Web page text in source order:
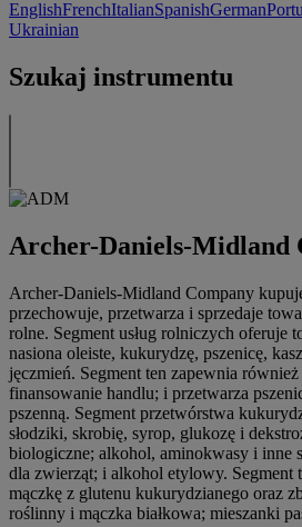
EnglishFrenchItalianSpanishGerman
Ukrainian
Szukaj instrumentu
Archer-Daniels-Midland
Archer-Daniels-Midland Company
przechowuje, przetwarza i sprzedaje
rolne. Segment usług rolniczych oferuje
nasiona oleiste, kukurydzę, pszenicę,
jęczmień. Segment ten zapewnia
finansowanie handlu; i przetwarza
pszenną. Segment przetwórstwa
słodziki, skrobię, syrop, glukozę i
biologiczne; alkohol, aminokwasy i inne
dla zwierząt; i alkohol etylowy. Segment
mączkę z glutenu kukurydzianego oraz
roślinny i mączka białkowa; mieszanki